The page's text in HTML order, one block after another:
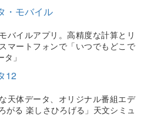
・モバイル
バイルアプリ。高精度な計算とリ
マートフォンで「いつでもどこで
」
12
天体データ、オリジナル番組エデ
がる 楽しさひろげる」天文シミュ